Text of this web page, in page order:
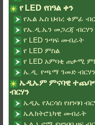
የ LED የበዓል ቀን
የኤል ኤስ ህብረ ቁምፊ
የኤ.ዲ.ኤን መጋረጃ ብርሃን
የ LED ንጣፍ መብራት
የ LED ምስል
የ LED አምባቂ ጠቃሚ
ኤ.ዲ. የጫማ ገመድ ብርሃን
ኤዲኤም ምናባዊ
ብርሃን
ኤዲኤ የእርሳስ የዘንባባ
ኤሌክትሮኒካዊ መብራት